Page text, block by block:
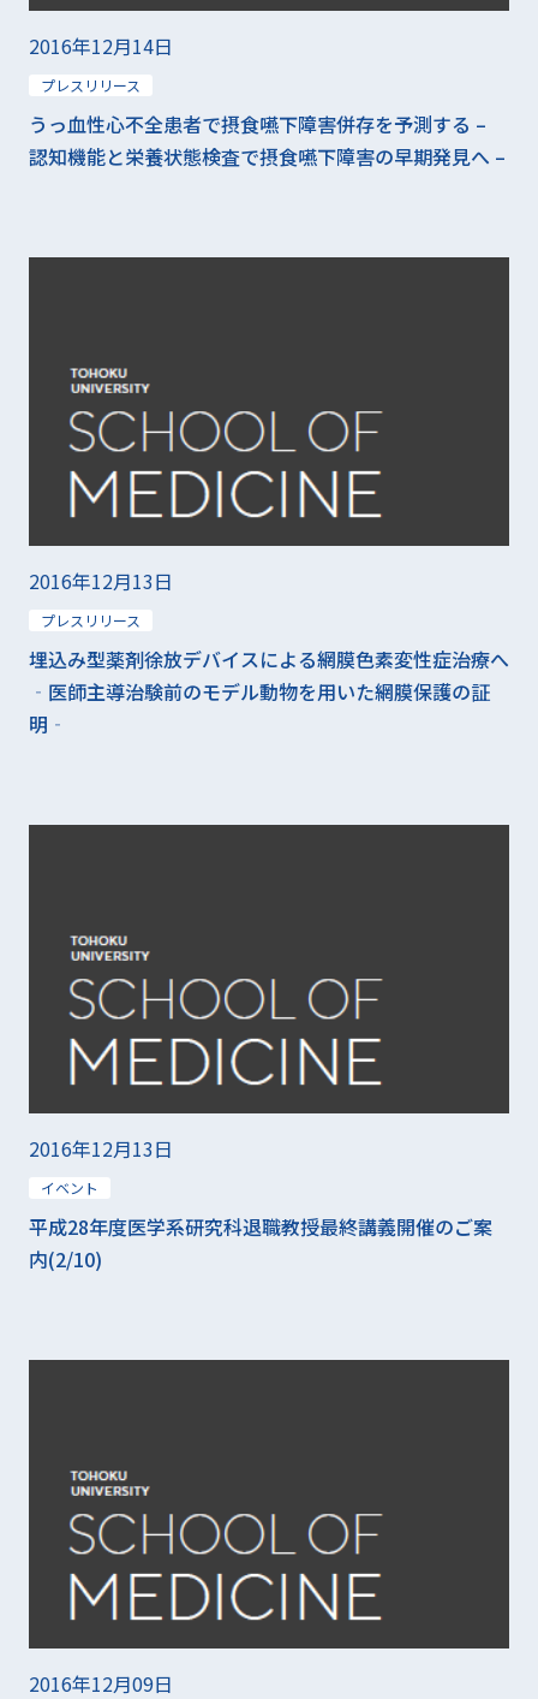
2016年12月14日
プレスリリース
うっ血性心不全患者で摂食嚥下障害併存を予測する –
認知機能と栄養状態検査で摂食嚥下障害の早期発見へ –
2016年12月13日
プレスリリース
埋込み型薬剤徐放デバイスによる網膜色素変性症治療へ
‐医師主導治験前のモデル動物を用いた網膜保護の証
明‐
2016年12月13日
イベント
平成28年度医学系研究科退職教授最終講義開催のご案
内(2/10)
2016年12月09日